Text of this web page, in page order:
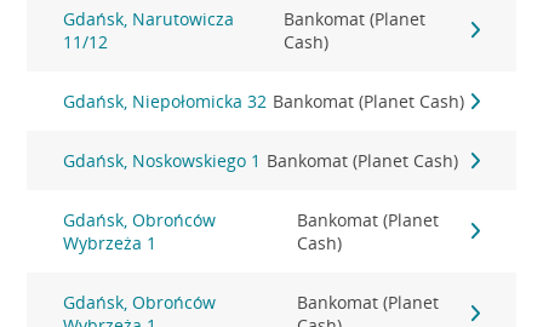
Gdańsk, Narutowicza
11/12
Bankomat (Planet
Cash)
Gdańsk, Niepołomicka 32 Bankomat (Planet Cash)
Gdańsk, Noskowskiego 1 Bankomat (Planet Cash)
Gdańsk, Obrońców
Wybrzeża 1
Bankomat (Planet
Cash)
Gdańsk, Obrońców
Bankomat (Planet